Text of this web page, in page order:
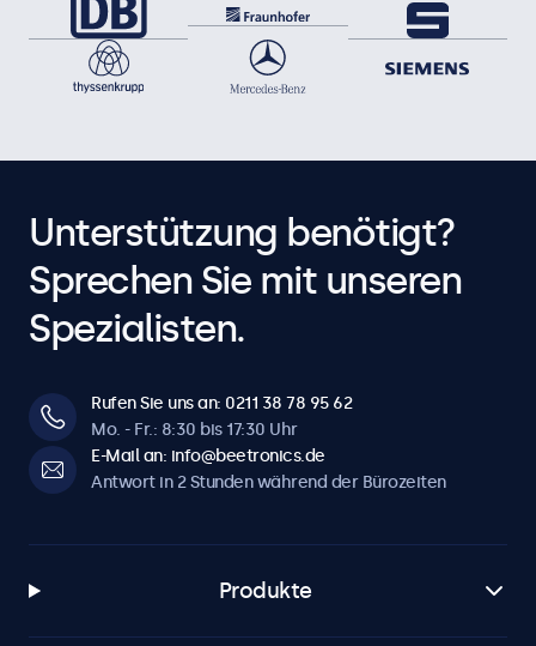
Unterstützung benötigt?
Sprechen Sie mit unseren
Spezialisten.
Rufen Sie uns an: 0211 38 78 95 62
Mo. - Fr.: 8:30 bis 17:30 Uhr
E-Mail an: info@beetronics.de
Antwort in 2 Stunden während der Bürozeiten
Produkte